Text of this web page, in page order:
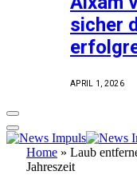
sicher
APRIL 1, 2026
Home » Laub
Jahreszeit